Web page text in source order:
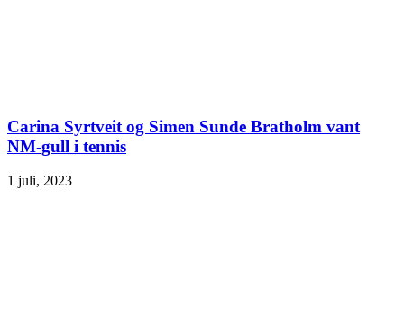
Carina Syrtveit og Simen Sunde Bratholm vant
NM-gull i tennis
1 juli, 2023